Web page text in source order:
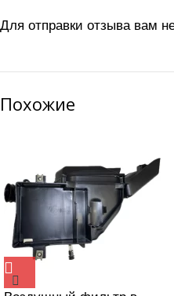
Для отправки отзыва вам
Похожие